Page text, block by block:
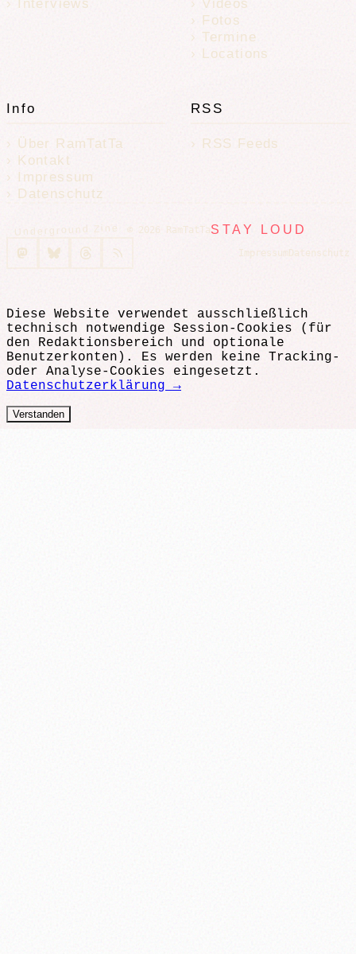
Interviews
Videos
Fotos
Termine
Locations
Info
Über RamTatTa
Kontakt
Impressum
Datenschutz
RSS
RSS Feeds
Underground Zine © 2026 RamTatTaSTAY LOUD
Impressum Datenschutz
Diese Website verwendet ausschließlich
technisch notwendige Session-Cookies (für
den Redaktionsbereich und optionale
Benutzerkonten). Es werden keine Tracking-
oder Analyse-Cookies eingesetzt.
Datenschutzerklärung →
Verstanden